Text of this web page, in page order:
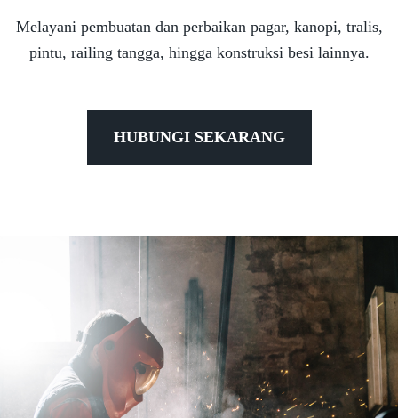
Melayani pembuatan dan perbaikan pagar, kanopi, tralis,
pintu, railing tangga, hingga konstruksi besi lainnya.
HUBUNGI SEKARANG